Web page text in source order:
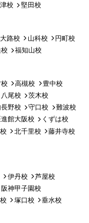
校 堅田校
路校 山科校
円町校
福知山校
高槻校
豊中校
八尾校
茨木校
野校 守口校
難波校
進館大阪校
くずは校
北千里校
藤井寺校
伊丹校
芦屋校
阪神甲子園校
塚口校
垂水校